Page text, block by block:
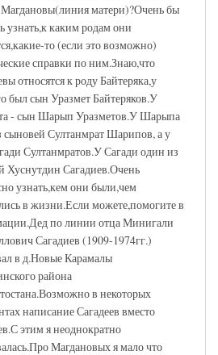
матери)?Очень бы
узнать,к каким родам они
то (если это возможно)
справки по ним.Знаю,что
относятся к роду Байтеряка,у
был сын Уразмет Байтеряков.У
- сын Шарып Уразметов.У Шарыпа
сыновей Султанмрат Шарипов, а у
Султанмратов.У Сагади один из
Хуснутдин Сагадиев.Очень
узнать,кем они были,чем
в жизни.Если можете,помогите в
по линии отца Минигали
Сагадиев (1909-1974гг.)
в д.Новые Карамалы
района
в некоторых
написание Сагадеев вместо
этим я неоднократно
Магдановых я мало что